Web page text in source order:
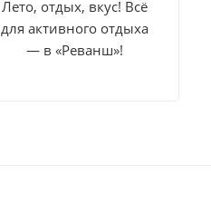
Лето, отдых, вкус! Всё
для активного отдыха
— в «Реванш»!